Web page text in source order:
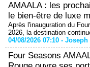
AMAALA : les
le bien-être de luxe
Après l'inauguration du
2026, la destination
04/08/2026 07:10 - Joseph
Four Seasons